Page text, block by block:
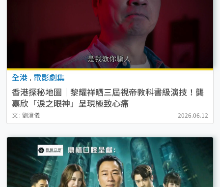
全港 . 電影劇集
香港探秘地圖｜黎耀祥晒三屆視帝教科書級演技！龔
嘉欣「淚之眼神」呈現極致心痛
文 : 劉澄儀 2026.06.12